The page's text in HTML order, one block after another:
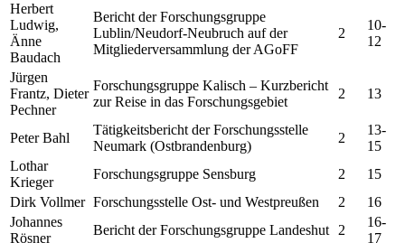
Herbert
Ludwig,
Änne
Baudach
Bericht der Forschungsgruppe
Lublin/Neudorf-Neubruch auf der
Mitgliederversammlung der AGoFF
2
10-
12
Jürgen
Frantz, Dieter
Pechner
Forschungsgruppe Kalisch – Kurzbericht
zur Reise in das Forschungsgebiet
2 13
Peter Bahl
Tätigkeitsbericht der Forschungsstelle
Neumark (Ostbrandenburg)
2
13-
15
Lothar
Krieger
Forschungsgruppe Sensburg 2
15
Dirk Vollmer Forschungsstelle Ost- und Westpreußen 2
16
Johannes
Rösner
Bericht der Forschungsgruppe Landeshut 2
16-
17